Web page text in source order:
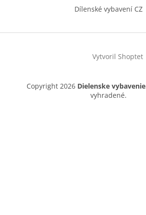
Dílenské vybavení CZ
Vytvoril Shoptet
Copyright 2026 Dielenske vybavenie
vyhradené.